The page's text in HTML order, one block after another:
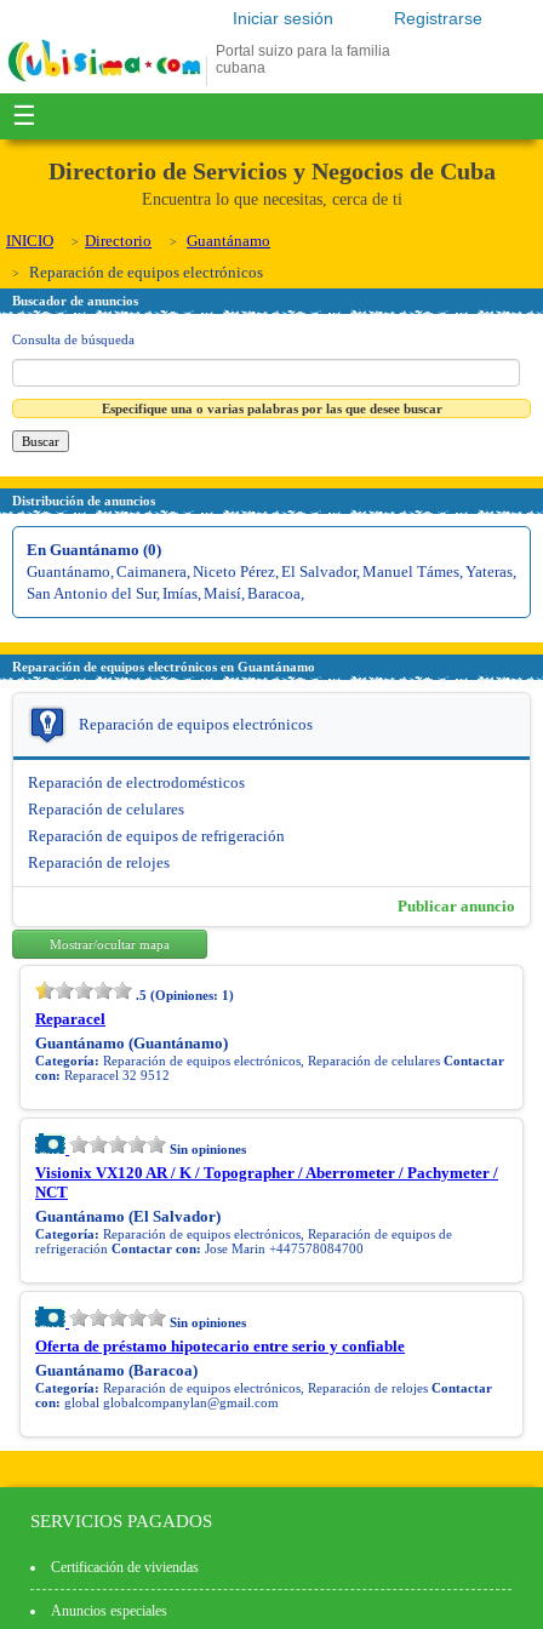
Registrarse
Iniciar sesión
Portal suizo para la familia
cubana
☰
Directorio de Servicios y Negocios de Cuba
Encuentra lo que necesitas, cerca de ti
INICIO Directorio
Guantánamo
Reparación de equipos electrónicos
Buscador de anuncios
Consulta de búsqueda
Especifique una o varias palabras por las que desee buscar
Distribución de anuncios
En Guantánamo (0)
Guantánamo Caimanera Niceto Pérez El Salvador, Manuel Támes Yateras
San Antonio del Sur, Imías Maisí Baracoa
Reparación de equipos electrónicos en Guantánamo
Reparación de equipos electrónicos
Reparación de electrodomésticos
Reparación de celulares
Reparación de equipos de refrigeración
Reparación de relojes
Publicar anuncio
Mostrar/ocultar mapa
.5 (Opiniones: 1)
Reparacel
Guantánamo (Guantánamo)
Categoría: Reparación de equipos electrónicos, Reparación de celulares Contactar
con: Reparacel 32 9512
Sin opiniones
Visionix VX120 AR / K / Topographer / Aberrometer / Pachymeter /
NCT
Guantánamo (El Salvador)
Categoría: Reparación de equipos electrónicos, Reparación de equipos de
refrigeración Contactar con: Jose Marin +447578084700
Sin opiniones
Oferta de préstamo hipotecario entre serio y confiable
Guantánamo (Baracoa)
Categoría: Reparación de equipos electrónicos, Reparación de relojes Contactar
con: global globalcompanylan@gmail.com
SERVICIOS PAGADOS
Certificación de viviendas
Anuncios especiales